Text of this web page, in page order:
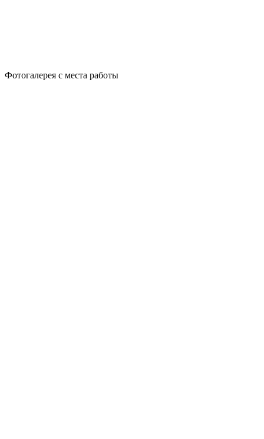
Фотогалерея с места работы